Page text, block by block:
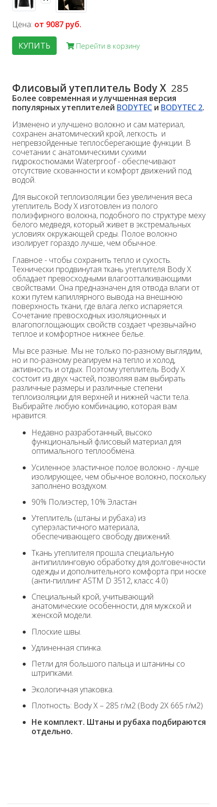
Цена: от 9087 руб.
КУПИТЬ
Перейти в корзину
Флисовый утеплитель Body X 285
Более современная и улучшенная версия
популярных утеплителей BODYTEC и BODYTEC 2.
Изменено и улучшено волокно и сам материал,
сохранен анатомический крой, легкость и
непревзойденные теплосберегающие функции. В
сочетании с анатомическими сухими
гидрокостюмами Waterproof - обеспечивают
отсутствие скованности и комфорт движений под
водой.
Для высокой теплоизоляции без увеличения веса
утеплитель Body X изготовлен из полого
полиэфирного волокна, подобного по структуре меху
белого медведя, который живет в экстремальных
условиях окружающей среды. Полое волокно
изолирует гораздо лучше, чем обычное.
Главное - чтобы сохранить тепло и сухость.
Технически продвинутая ткань утеплителя Body X
обладает превосходными влагоотталкивающими
свойствами. Она предназначен для отвода влаги от
кожи путем капиллярного вывода на внешнюю
поверхность ткани, где влага легко испаряется.
Сочетание превосходных изоляционных и
влагопоглощающих свойств создает чрезвычайно
теплое и комфортное нижнее белье.
Мы все разные. Мы не только по-разному выглядим,
но и по-разному реагируем на тепло и холод,
активность и отдых. Поэтому утеплитель Body X
состоит из двух частей, позволяя вам выбирать
различные размеры и различные степени
теплоизоляции для верхней и нижней части тела.
Выбирайте любую комбинацию, которая вам
нравится.
Недавно разработанный, высоко
функциональный флисовый материал для
оптимального теплообмена.
Усиленное эластичное полое волокно - лучше
изолирующее, чем обычное волокно, поскольку
заполнено воздухом.
90% Полиэстер, 10% Эластан
Утеплитель (штаны и рубаха) из
суперэластичного материала,
обеспечивающего свободу движений.
Ткань утеплителя прошла специальную
антипиллинговую обработку для долговечности
одежды и дополнительного комфорта при носке
(анти-пиллинг ASTM D 3512, класс 4.0)
Специальный крой, учитывающий
анатомические особенности, для мужской и
женской модели.
Плоские швы.
Удлиненная спинка.
Петли для большого пальца и штанины со
штрипками.
Экологичная упаковка.
Плотность: Body X – 285 г/м2 (Body 2X 665 г/м2)
Не комплект. Штаны и рубаха подбираются
отдельно.